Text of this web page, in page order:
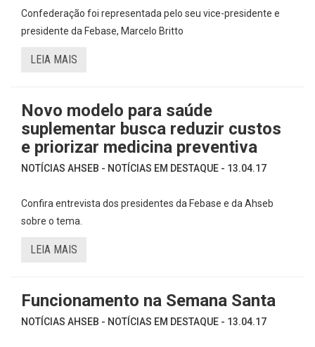
Confederação foi representada pelo seu vice-presidente e
presidente da Febase, Marcelo Britto
LEIA MAIS
Novo modelo para saúde
suplementar busca reduzir custos
e priorizar medicina preventiva
NOTÍCIAS AHSEB - NOTÍCIAS EM DESTAQUE - 13.04.17
Confira entrevista dos presidentes da Febase e da Ahseb
sobre o tema.
LEIA MAIS
Funcionamento na Semana Santa
NOTÍCIAS AHSEB - NOTÍCIAS EM DESTAQUE - 13.04.17